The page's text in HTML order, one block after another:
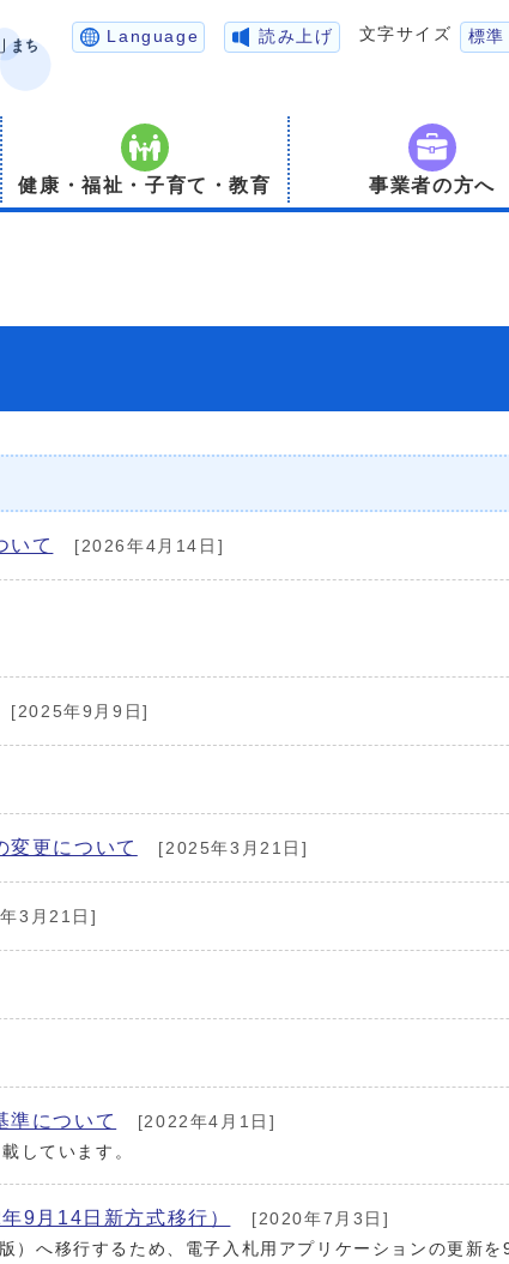
Language 読み上げ 文字サイズ 標準
健康・福祉・子育て・教育 事業者の方へ
いて [2026年4月14日]
[2025年9月9日]
変更について [2025年3月21日]
3月21日]
準について
[2022年4月1日]
しています。
9月14日新方式移行）
[2020年7月3日]
へ移行するため、電子入札用アプリケーションの更新